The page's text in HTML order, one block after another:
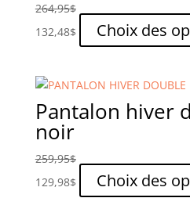
264,95$
132,48$ Choix des
Pantalon hiver
noir
259,95$
129,98$ Choix des